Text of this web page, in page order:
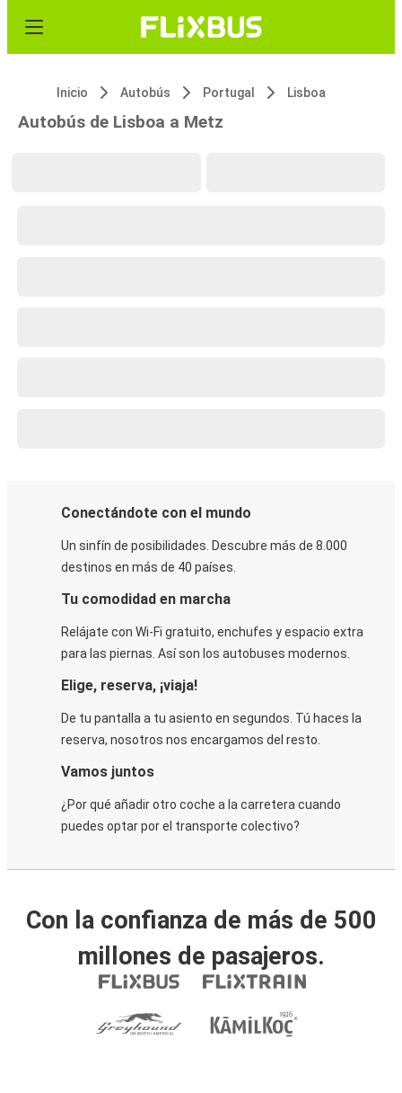
Inicio Autobús Portugal Lisboa
Autobús de Lisboa a Metz
Conectándote con el mundo
Un sinfín de posibilidades. Descubre más de 8.000
destinos en más de 40 países.
Tu comodidad en marcha
Relájate con Wi-Fi gratuito, enchufes y espacio extra
para las piernas. Así son los autobuses modernos.
Elige, reserva, ¡viaja!
De tu pantalla a tu asiento en segundos. Tú haces la
reserva, nosotros nos encargamos del resto.
Vamos juntos
¿Por qué añadir otro coche a la carretera cuando
puedes optar por el transporte colectivo?
Con la confianza de más de 500
millones de pasajeros.